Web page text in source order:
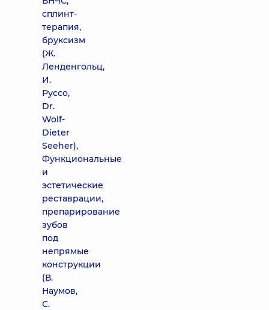
сплинт-
терапия,
бруксизм
(Ж.
Ленденгольц,
И.
Руссо,
Dr.
Wolf-
Dieter
Seeher),
Функциональные
и
эстетические
реставрации,
препарирование
зубов
под
непрямые
конструкции
(В.
Наумов,
С.